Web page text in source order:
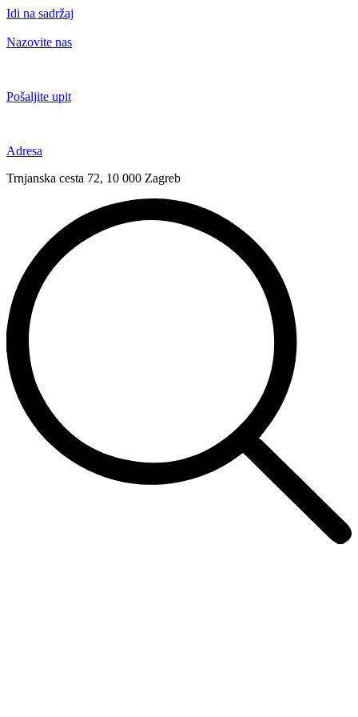
Idi na sadržaj
Nazovite nas
Pošaljite upit
Adresa
Trnjanska cesta 72, 10 000 Zagreb